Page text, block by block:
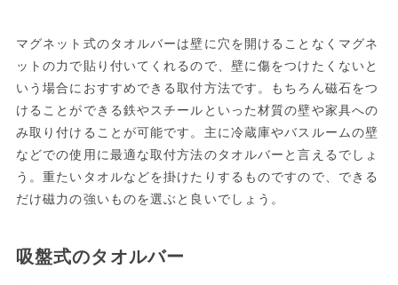
マグネット式のタオルバーは壁に穴を開けることなくマグネ
ットの力で貼り付いてくれるので、壁に傷をつけたくないと
いう場合におすすめできる取付方法です。もちろん磁石をつ
けることができる鉄やスチールといった材質の壁や家具への
み取り付けることが可能です。主に冷蔵庫やバスルームの壁
などでの使用に最適な取付方法のタオルバーと言えるでしょ
う。重たいタオルなどを掛けたりするものですので、できる
だけ磁力の強いものを選ぶと良いでしょう。
吸盤式のタオルバー